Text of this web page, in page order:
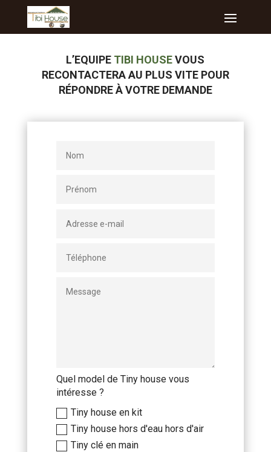
L’EQUIPE TIBI HOUSEVOUS
RECONTACTERA AU PLUS VITE POUR
RÉPONDRE À VOTRE DEMANDE
Quel model de Tiny house vous
intéresse ?
Tiny house en kit
Tiny house hors d'eau hors d'air
Tiny clé en main